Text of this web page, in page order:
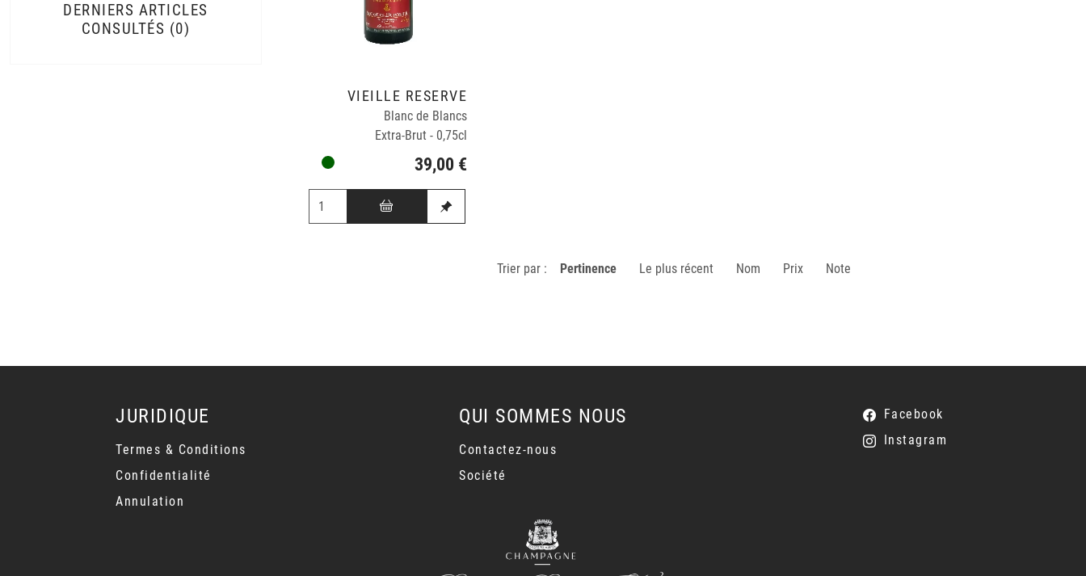
DERNIERS ARTICLES
CONSULTÉS
0
VIEILLE RESERVE
Blanc de Blancs
Extra-Brut - 0,75cl
39,00 €
Trier par : Pertinence Le plus récent Nom Prix Note
JURIDIQUE
Termes & Conditions
Confidentialité
Annulation
QUI SOMMES NOUS
Contactez-nous
Société
Facebook
Instagram